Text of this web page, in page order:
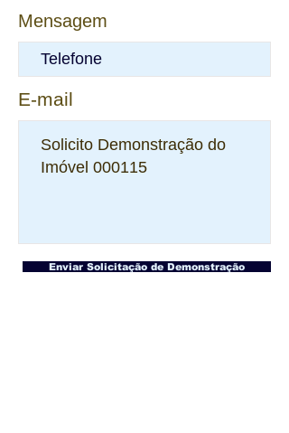
Mensagem
E-mail
Enviar Solicitação de Demonstração